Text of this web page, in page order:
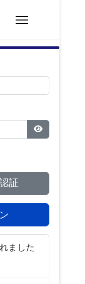
パスワード
証
ました